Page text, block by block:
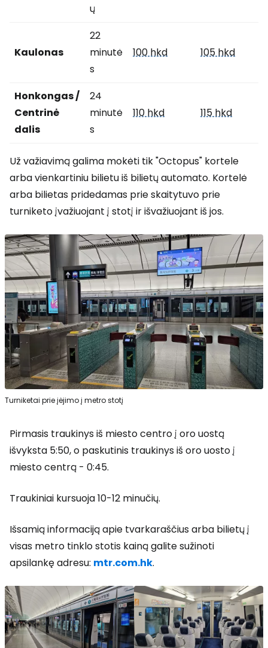
ų
Kaulonas
22
minutė
s
100 hkd 105 hkd
Honkongas /
Centrinė
dalis
24
minutė
s
110 hkd 115 hkd
Už važiavimą galima mokėti tik "Octopus" kortele
arba vienkartiniu bilietu iš bilietų automato. Kortelė
arba bilietas pridedamas prie skaitytuvo prie
turniketo įvažiuojant į stotį ir išvažiuojant iš jos.
Turniketai prie įėjimo į metro stotį
Pirmasis traukinys iš miesto centro į oro uostą
išvyksta 5:50, o paskutinis traukinys iš oro uosto į
miesto centrą - 0:45.
Traukiniai kursuoja 10-12 minučių.
Išsamią informaciją apie tvarkaraščius arba bilietų į
visas metro tinklo stotis kainą galite sužinoti
apsilankę adresu: mtr.com.hk.